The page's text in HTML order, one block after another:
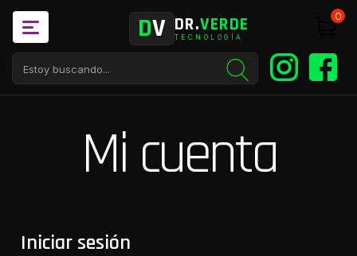
DV DR.VERDE
TECNOLOGÍA
0
Mi cuenta
Iniciar sesión